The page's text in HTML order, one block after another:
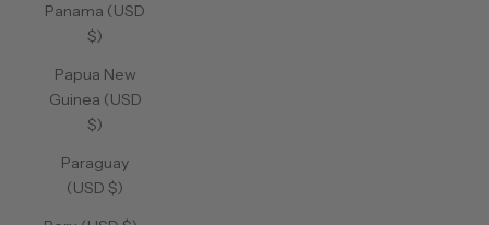
Panama (USD
$)
Papua New
Guinea (USD
$)
Paraguay
(USD $)